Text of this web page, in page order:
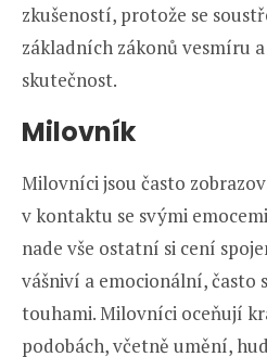
zkušeností, protože se
základních zákonů vesmíru
skutečnost.
Milovník
Milovníci jsou často
v kontaktu se svými
nade vše ostatní si cení
vášniví a emocionální, často
touhami. Milovníci oceňují
podobách, včetně umění,